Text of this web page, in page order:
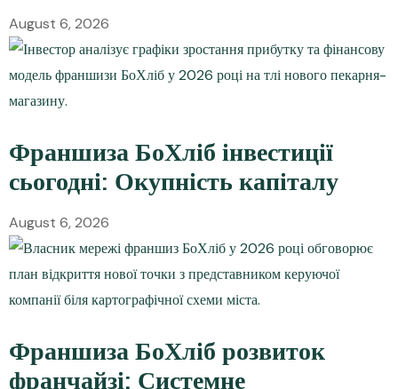
August 6, 2026
Франшиза БоХліб інвестиції
сьогодні: Окупність капіталу
August 6, 2026
Франшиза БоХліб розвиток
франчайзі: Системне